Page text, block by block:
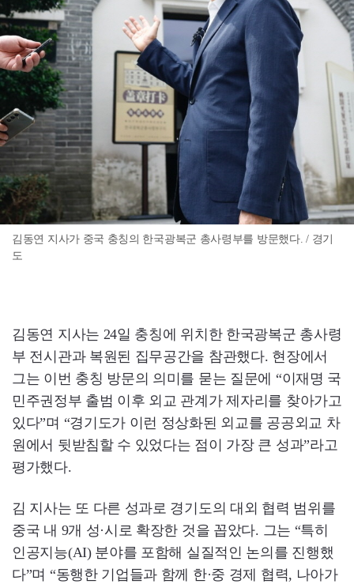
김동연 지사가 중국 충칭의 한국광복군 총사령부를 방문했다. / 경기
도
김동연 지사는 24일 충칭에 위치한 한국광복군 총사령
부 전시관과 복원된 집무공간을 참관했다. 현장에서
그는 이번 충칭 방문의 의미를 묻는 질문에 “이재명 국
민주권정부 출범 이후 외교 관계가 제자리를 찾아가고
있다”며 “경기도가 이런 정상화된 외교를 공공외교 차
원에서 뒷받침할 수 있었다는 점이 가장 큰 성과”라고
평가했다.
김 지사는 또 다른 성과로 경기도의 대외 협력 범위를
중국 내 9개 성·시로 확장한 것을 꼽았다. 그는 “특히
인공지능(AI) 분야를 포함해 실질적인 논의를 진행했
다”며 “동행한 기업들과 함께 한·중 경제 협력, 나아가